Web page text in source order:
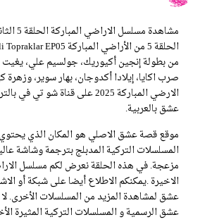
مشاهدة
من بطولة إنجين أكيوريك، جولسيم علي، يغيت
صرب اكايا، إيلادا أكدوجان، بهار سوير،
الارضي المباركة 2025 على قناة
عشق بالعربية.
موقع قصة عشق الاصلي هو المكان الذي
المسلسلات التركية المدبلج بترجمة وشاشة
الاخيرة .يمكنكم الاطلاع أيضا على شبكة أو
عشق لمشاهدة المزيد من المسلسلات الأخرى.
عشق الرسمية و المسلسلات التركية المثيرة